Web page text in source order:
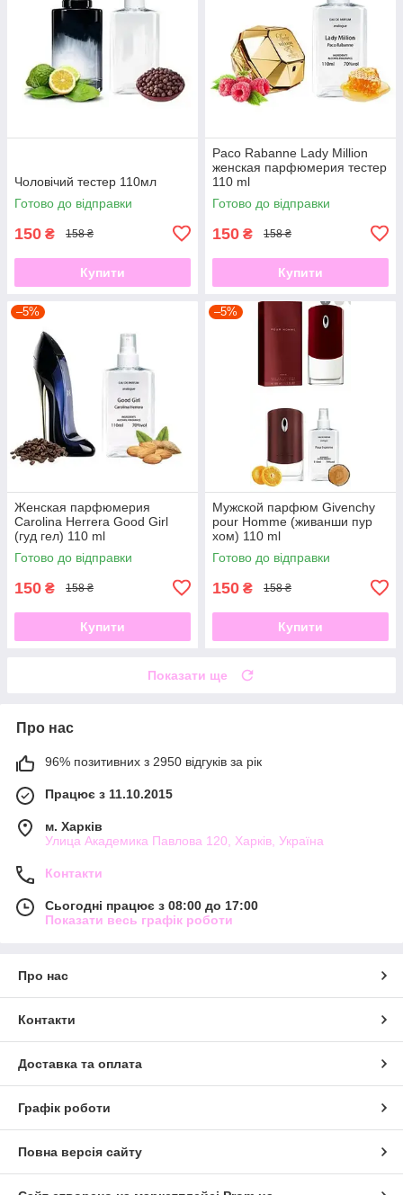
Чоловічий тестер 110мл
Готово до відправки
150 ₴ 158 ₴
Купити
Paco Rabanne Lady Million
женская парфюмерия тестер
110 ml
Готово до відправки
150 ₴ 158 ₴
Купити
–5%
Женская парфюмерия
Carolina Herrera Good Girl
(гуд гел) 110 ml
Готово до відправки
150 ₴ 158 ₴
Купити
–5%
Мужской парфюм Givenchy
pour Homme (живанши пур
хом) 110 ml
Готово до відправки
150 ₴ 158 ₴
Купити
Показати ще
Про нас
96% позитивних з 2950 відгуків за рік
Працює з 11.10.2015
м. Харків
Улица Академика Павлова 120, Харків, Україна
Контакти
Сьогодні працює з 08:00 до 17:00
Показати весь графік роботи
Про нас
Контакти
Доставка та оплата
Графік роботи
Повна версія сайту